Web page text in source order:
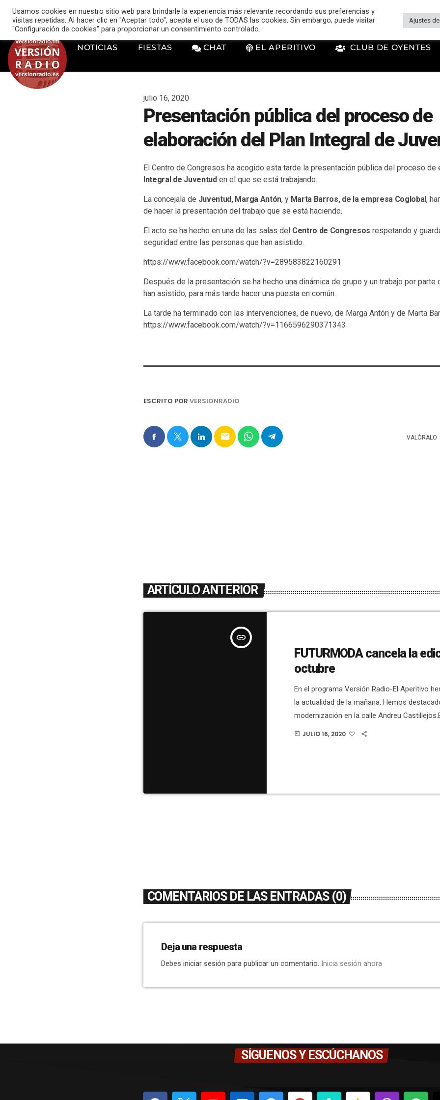
music_note VERSIÓN RADIO
NOTICIAS FIESTAS CHAT EL APERITIVO CLUB DE OYENTES
julio 16, 2020
Presentación pública del proceso de
elaboración del Plan Integral de
El Centro de Congresos ha acogido esta tarde la presentación pública del proceso de
Integral de Juventuden el que se está trabajando.
La concejala de Juventud, Marga Antón, yMarta Barros, de la empresa Coglobal,
de hacer la presentación del trabajo que se está haciendo.
El acto se ha hecho en una de las salas del Centro de Congresos respetando y
seguridad entre las personas que han asistido.
https://www.facebook.com/watch/?v=289583822160291
Después de la presentación se ha hecho una dinámica de grupo y un trabajo por parte
han asistido, para más tarde hacer una puesta en común.
La tarde ha terminado con las intervenciones, de nuevo, de Marga Antón y de Marta
https://www.facebook.com/watch/?v=1166596290371343
ESCRITO POR VERSIONRADIO
email VALÓRALO
ARTÍCULO ANTERIOR
insert_link
FUTURMODA cancela la
octubre
En el programa Versión Radio-El Aperitivo
la actualidad de la mañana. Hemos
modernización en la calle Andreu
comienzan las obras del intercambiador de
today JULIO 16, 2020
COMENTARIOS DE LAS ENTRADAS (0)
Deja una respuesta
Debes iniciar sesión para publicar un comentario. Inicia sesión ahora
SÍGUENOS Y ESCÚCHANOS
Usamos cookies en nuestro sitio web para brindarle la experiencia más relevante recordando sus preferencias y
visitas repetidas. Al hacer clic en "Aceptar todo", acepta el uso de TODAS las cookies. Sin embargo, puede visitar
"Configuración de cookies" para proporcionar un consentimiento controlado.
Ajustes